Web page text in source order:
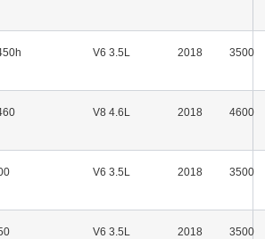
V6 3.5L 2018 3500
V8 4.6L 2018 4600
V6 3.5L 2018 3500
V6 3.5L 2018 3500